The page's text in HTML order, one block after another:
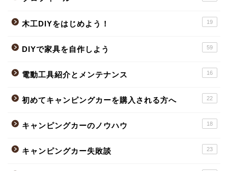
木工DIYをはじめよう！ 19
DIYで家具を自作しよう 59
電動工具紹介とメンテナンス 16
初めてキャンピングカーを購入される方へ 22
キャンピングカーのノウハウ 18
キャンピングカー失敗談 23